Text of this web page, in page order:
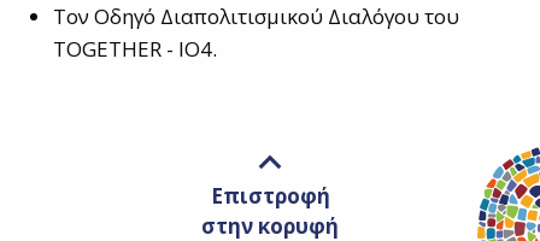
Τον Οδηγό Διαπολιτισμικού Διαλόγου του
TOGETHER - IO4.
Επιστροφή
στην κορυφή